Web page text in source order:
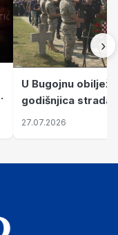
U Bugojnu
godišnjica
Hrvata
27.07.2026
›